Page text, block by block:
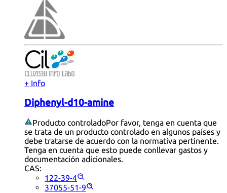
+ Info
Diphenyl-d10-amine
Producto controladoPor favor, tenga en cuenta que
se trata de un producto controlado en algunos países y
debe tratarse de acuerdo con la normativa pertinente.
Tenga en cuenta que esto puede conllevar gastos y
documentación adicionales.
CAS:
122-39-4
37055-51-9